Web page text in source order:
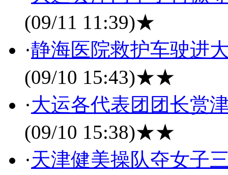
(09/11 11:39)★
·静海医院救护车驶进
(09/10 15:43)★★
·大运各代表团团长赏
(09/10 15:38)★★
·天津健美操队夺女子